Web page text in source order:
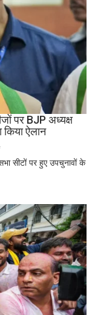
का
बड़ा
बयान,
बोले-
SIT
जांच
में
किसी
साधु-
संत
की
भूमिका
पर BJP अध्यक्ष
ऐलान
on
2
गुजरात
में
जीत…
उपचुनाव
नतीजों
पर
BJP
अध्यक्ष
सीटों पर हुए उपचुनावों के